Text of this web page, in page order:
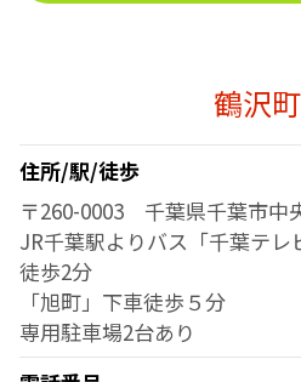
鶴沢
住所/駅/徒歩
〒260-0003 千葉県千葉市中
JR千葉駅よりバス「千葉テレ
徒歩2分
「旭町」下車徒歩５分
専用駐車場2台あり